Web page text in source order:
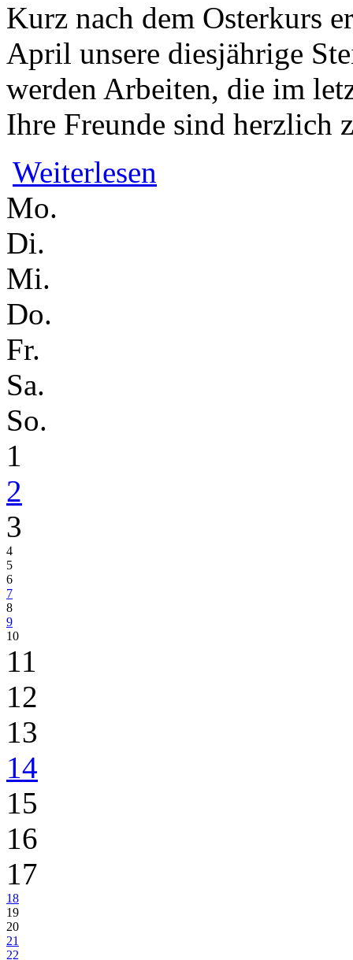
Kurz nach dem Osterkurs
April unsere diesjährige
werden Arbeiten, die im
Ihre Freunde sind herzlich
Weiterlesen
Mo.
Di.
Mi.
Do.
Fr.
Sa.
So.
1
2
3
4
5
6
7
8
9
10
11
12
13
14
15
16
17
18
19
20
21
22